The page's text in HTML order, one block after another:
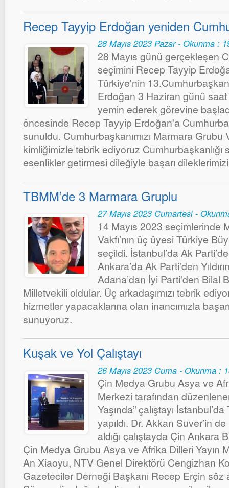
Recep Tayyip Erdoğan yeniden
28 Mayıs 2023 Pazar - Okunma :
28 Mayıs günü gerçekleşen
seçimini Recep Tayyip
Türkiye'nin
Erdoğan 3 Haziran günü
yemin ederek görevine
öncesinde Recep Tayyip Erdoğan'a
sunuldu. Cumhurbaşkanımızı Marmara Grubu
kimliğimizle tebrik ediyoruz Cumhurbaşkanlığı
esenlikler getirmesi dileğiyle başarı
TBMM’de 3 Marmara Gruplu
27 Mayıs 2023 Cumartesi -
14 Mayıs 2023 seçimlerinde
Vakfı’nın üç üyesi Türkiye
seçildi. İstanbul’da Ak
Ankara’da Ak Parti'den
Adana’dan İyi Parti'den Bilal
Milletvekili oldular. Üç arkadaşımızı tebrik
hizmetler yapacaklarına olan inancımızla
sunuyoruz.
Kuşak ve Yol Çalıştayı
26 Mayıs 2023 Cuma - Okunma :
Çin Medya Grubu Asya ve
Merkezi tarafından
Yaşında” çalıştayı
yapıldı. Dr. Akkan Suver’in
aldığı çalıştayda Çin
Çin Medya Grubu Asya ve Afrika Dilleri Yayın
An Xiaoyu, NTV Genel Direktörü Cengizhan
Gazeteciler Derneği Başkanı Recep Erçin söz